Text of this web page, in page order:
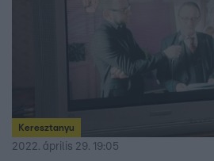
Keresztanyu
2022. április 29. 19:05